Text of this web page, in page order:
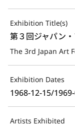
Exhibition Title(s)
第３回ジャパン
The 3rd Japan Art
Exhibition Dates
1968-12-15/
Artists Exhibited